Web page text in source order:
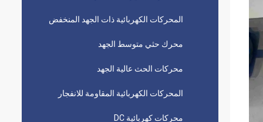
المحركات الكهربائية ذات الجهد المنخفض
محرك حثي متوسط ​​الجهد
محركات الحث عالية الجهد
المحركات الكهربائية المقاومة للانفجار
محركات كهربائية DC